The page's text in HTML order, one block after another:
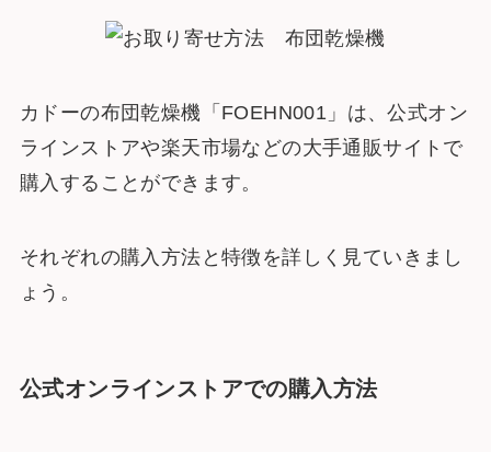
カドーの布団乾燥機「FOEHN001」は、公式オン
ラインストアや楽天市場などの大手通販サイトで
購入することができます。
それぞれの購入方法と特徴を詳しく見ていきまし
ょう。
公式オンラインストアでの購入方法